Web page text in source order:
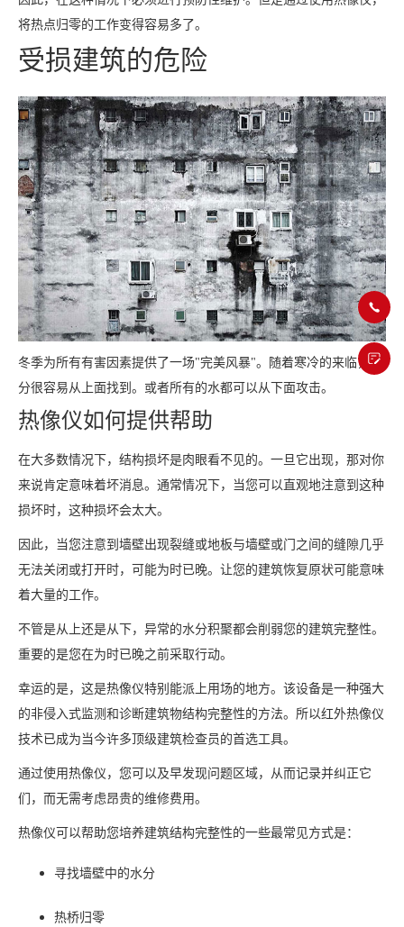
将热点归零的工作变得容易多了。
受损建筑的危险
冬季为所有有害因素提供了一场"完美风暴"。随着寒冷的来临，水
分很容易从上面找到。或者所有的水都可以从下面攻击。
热像仪如何提供帮助
在大多数情况下，结构损坏是肉眼看不见的。一旦它出现，那对你
来说肯定意味着坏消息。通常情况下，当您可以直观地注意到这种
损坏时，这种损坏会太大。
因此，当您注意到墙壁出现裂缝或地板与墙壁或门之间的缝隙几乎
无法关闭或打开时，可能为时已晚。让您的建筑恢复原状可能意味
着大量的工作。
不管是从上还是从下，异常的水分积聚都会削弱您的建筑完整性。
重要的是您在为时已晚之前采取行动。
幸运的是，这是热像仪特别能派上用场的地方。该设备是一种强大
的非侵入式监测和诊断建筑物结构完整性的方法。所以红外热像仪
技术已成为当今许多顶级建筑检查员的首选工具。
通过使用热像仪，您可以及早发现问题区域，从而记录并纠正它
们，而无需考虑昂贵的维修费用。
热像仪可以帮助您培养建筑结构完整性的一些最常见方式是：
寻找墙壁中的水分
热桥归零